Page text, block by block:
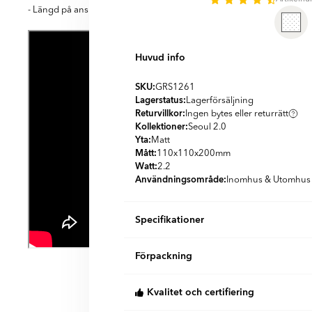
- Längd på anslutningskabel: 1,5 m
Huvud info
SKU:GRS1261
Lagerstatus: Lagerförsäljning
Returvillkor: Ingen bytes eller returrätt
Kollektioner:Seoul 2.0
Yta: Matt
Mått:110x110x200mm
Watt:2.2
Användningsområde: Inomhus & Utomhus
Specifikationer
Produktmaterial:
Färg:
Stil:Modernt
Förpackning
St/box:
KG per Box:
Kvalitet och certifiering